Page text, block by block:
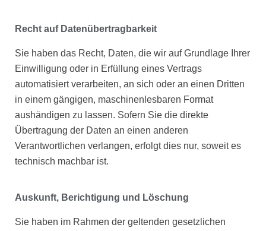
Recht auf Datenübertragbarkeit
Sie haben das Recht, Daten, die wir auf Grundlage Ihrer
Einwilligung oder in Erfüllung eines Vertrags
automatisiert verarbeiten, an sich oder an einen Dritten
in einem gängigen, maschinenlesbaren Format
aushändigen zu lassen. Sofern Sie die direkte
Übertragung der Daten an einen anderen
Verantwortlichen verlangen, erfolgt dies nur, soweit es
technisch machbar ist.
Auskunft, Berichtigung und Löschung
Sie haben im Rahmen der geltenden gesetzlichen